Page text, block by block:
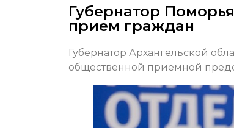
Губернатор
прием граждан
Губернатор Архангельской
общественной приемной